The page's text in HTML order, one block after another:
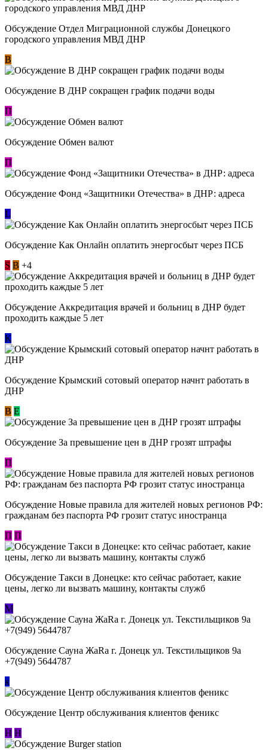
Обсуждение Отдел Миграционной службы Донецкого
городского управления МВД ДНР
В
Обсуждение В ДНР сокращен график подачи воды
П
Обсуждение Обмен валют
П
Обсуждение Фонд «Защитники Отечества» в ДНР: адреса
L
Обсуждение ​Как Онлайн оплатить энергосбыт через ПСБ
S В +4
Обсуждение Аккредитация врачей и больниц в ДНР будет
проходить каждые 5 лет
К
Обсуждение Крымский сотовый оператор начнт работать в
ДНР
В E
Обсуждение За превышение цен в ДНР грозят штрафы
П
Обсуждение Новые правила для жителей новых регионов РФ:
гражданам без паспорта РФ грозит статус иностранца
П П
Обсуждение ​Такси в Донецке: кто сейчас работает, какие
цены, легко ли вызвать машину, контакты служб
М
Обсуждение Сауна ЖаRa г. Донецк ул. Текстильщиков 9а
+7(949) 5644787
к
Обсуждение Центр обслуживания клиентов феникс
Н Н